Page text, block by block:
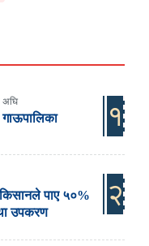
अघि १
पाए ५०%
उपकरण
२